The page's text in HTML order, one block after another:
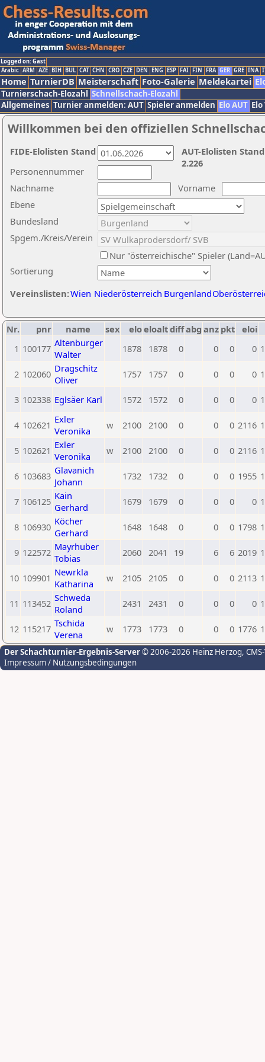
Logged on: Gast
Arabic ARM AZE BIH BUL CAT CHN CRO CZE DEN ENG ESP FAI FIN FRA GER GRE INA
Home TurnierDB Meisterschaft Foto-Galerie Meldekartei
Turnierschach-Elozahl Schnellschach-Elozahl
Allgemeines Turnier anmelden: AUT Spieler anmelden Elo AUT
Willkommen bei den offiziellen
Nachname
Vorname
Ebene
Sortierung
Personennummer
Bundesland
Spgem./Kreis/Verein
Nur "österreichische" Spieler
Vereinslisten:Wien Niederösterreich Burgenland
AUT-Elolisten
2.226
FIDE-Elolisten Stand
Nr. pnr name sex eloeloaltdiffabg anz pkt eloi
1 100177 Altenburger
Walter
1878 1878 0 0 0 0
2 102060 Dragschitz
Oliver
1757 1757 0 0 0 0
3 102338 Eglsäer Karl 1572 1572 0 0 0 0
4 102621 Exler
Veronika
w 2100 2100 0 0 0 2116
5 102621 Exler
Veronika
w 2100 2100 0 0 0 2116
6 103683 Glavanich
Johann
1732 1732 0 0 0 1955
7 106125 Kain
Gerhard
1679 1679 0 0 0 0
8 106930 Köcher
Gerhard
1648 1648 0 0 0 1798
9 122572 Mayrhuber
Tobias
2060 2041 19 6 6 2019
10 109901 Newrkla
Katharina
w 2105 2105 0 0 0 2113
11 113452 Schweda
Roland
2431 2431 0 0 0 0
12 115217 Tschida
Verena
w 1773 1773 0 0 0 1776
Der Schachturnier-Ergebnis-Server© 2006-2026 Heinz Herzog,
Impressum / Nutzungsbedingungen